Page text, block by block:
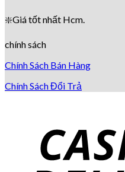
❇️Giá tốt nhất Hcm.
chính sách
Chính Sách Bán Hàng
Chính Sách Đổi Trả